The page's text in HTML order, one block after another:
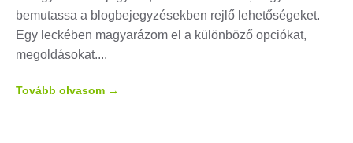
bemutassa a blogbejegyzésekben rejlő lehetőségeket.
Egy leckében magyarázom el a különböző opciókat,
megoldásokat.
Tovább olvasom →